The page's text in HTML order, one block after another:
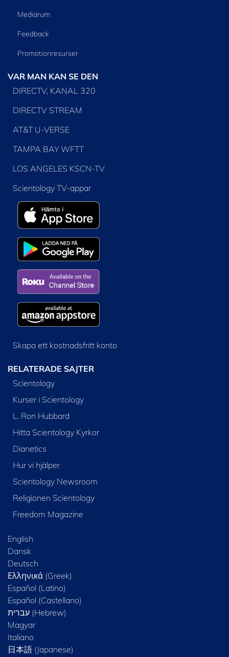
Mediarum
Feedback
Promotionresurser
VAR MAN KAN SE DEN
DIRECTV, KANAL 320
DIRECTV STREAM
AT&T U-VERSE
TAMPA BAY WFTT
LOS ANGELES KSCN-TV
Scientology TV-appar
Skapa ett kostnadsfritt konto
RELATERADE SAJTER
Scientology
Kurser i Scientology
L. Ron Hubbard
Hitta Scientology Kyrkor
Dianetics
Hur vi hjälper
Scientology Newsroom
Religionen Scientology
Freedom Magazine
English
Dansk
Deutsch
Ελληνικά (Greek)
Español (Latino)
Español (Castellano)
Magyar
Italiano
日本語 (Japanese)